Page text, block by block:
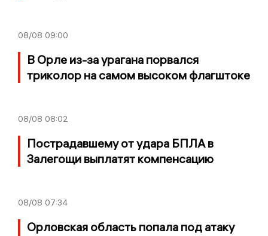
08/08 09:00
В Орле из-за урагана порвался
триколор на самом высоком флагштоке
08/08 08:02
Пострадавшему от удара БПЛА в
Залегощи выплатят компенсацию
08/08 07:34
Орловская область попала под атаку